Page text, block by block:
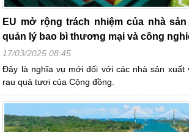
EU mở rộng trách nhiệm của nhà
quản lý bao bì thương mại và công
17/03/2025 08:45
Đây là nghĩa vụ mới đối với các nhà sản xuất
rau quả tươi của Cộng đồng.